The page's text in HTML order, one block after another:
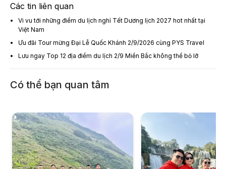
Các tin liên quan
Vi vu tới những điểm du lịch nghỉ Tết Dương lịch 2027 hot nhất tại
Việt Nam
Ưu đãi Tour mừng Đại Lễ Quốc Khánh 2/9/2026 cùng PYS Travel
Lưu ngay Top 12 địa điểm du lịch 2/9 Miền Bắc không thể bỏ lỡ
Có thể bạn quan tâm